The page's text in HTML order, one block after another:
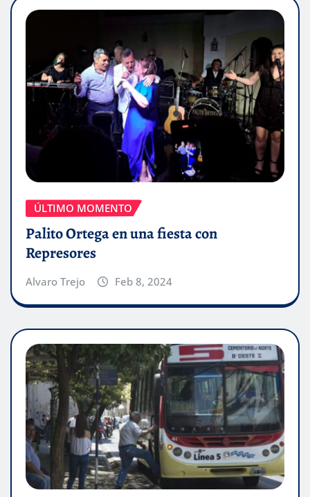
ÚLTIMO MOMENTO
Palito Ortega en una fiesta con
Represores
Alvaro Trejo Feb 8, 2024